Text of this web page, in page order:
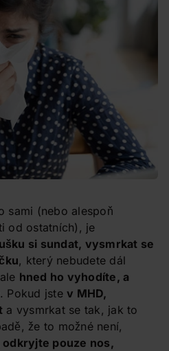
sami (nebo alespoň
od ostatních), je
si sundat, vysmrkat se
, který nebudete dál
hned ho vyhodíte, a
. Pokud jste v MHD,
a vysmrkat se tak, jak to
že to možné není,
pouze nos,